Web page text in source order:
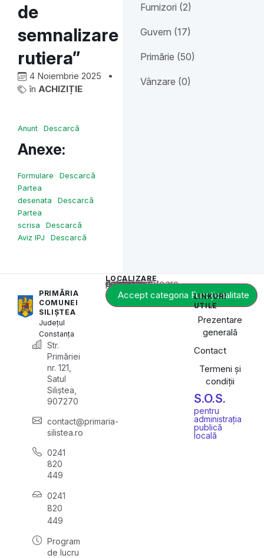
de
semnalizare
rutiera”
4 Noiembrie 2025
în ACHIZIȚIE
Anunt Descarcă
Anexe:
Formulare
Descarcă
Partea
desenata
Descarcă
Partea
scrisa
Descarcă
Aviz IPJ
Descarcă
Furnizori (2)
Guvern (17)
Primărie (50)
Vânzare (0)
PRIMĂRIA
COMUNEI
SILIȘTEA
Județul
Constanța
Str.
Primăriei
nr. 121,
Satul
Siliștea,
907270
contact@primaria-
silistea.ro
0241
820
449
0241
820
449
Program
de lucru
LOCALIZARE
Acest conținut este blocat până când acceptați categoria corespunzătoare de cookie-uri.
Accept categoria Funcționalitate
LINKURI
UTILE
Prezentare
generală
Contact
Termeni și
condiții
S.O.S.
pentru
administrația
publică
locală